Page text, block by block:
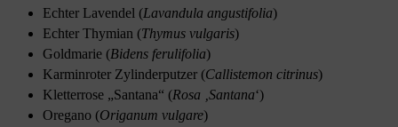
Echter Lavendel (Lavandula angustifolia)
Echter Thymian (Thymus vulgaris)
Goldmarie (Bidens ferulifolia)
Karminroter Zylinderputzer (Callistemon citrinus)
Kletterrose „Santana“ (Rosa ‚Santana‘)
Oregano (Origanum vulgare)